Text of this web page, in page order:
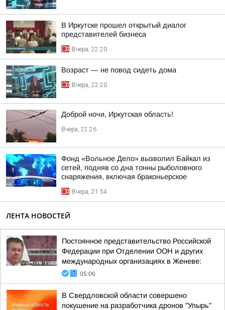
В Иркутске прошел открытый диалог
представителей бизнеса
Вчера, 22:20
Возраст — не повод сидеть дома
Вчера, 22:20
Доброй ночи, Иркутская область!
Вчера, 22:26
Фонд «Вольное Дело» вызволил Байкал из
сетей, подняв со дна тонны рыболовного
снаряжения, включая браконьерское
Вчера, 21:54
ЛЕНТА НОВОСТЕЙ
Постоянное представительство Российской
Федерации при Отделении ООН и других
международных организациях в Женеве:
05:06
В Свердловской области совершено
покушение на разработчика дронов "Упырь"